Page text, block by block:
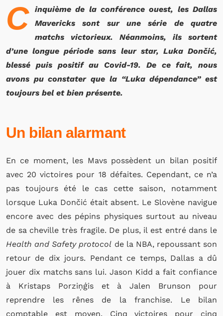
C
inquième de la conférence ouest, les Dallas
Mavericks sont sur une série de quatre
matchs victorieux. Néanmoins, ils sortent
d’une longue période sans leur star, Luka Dončić,
blessé puis positif au Covid-19. De ce fait, nous
avons pu constater que la “Luka dépendance” est
toujours bel et bien présente.
Un bilan alarmant
En ce moment, les Mavs possèdent un bilan positif
avec 20 victoires pour 18 défaites. Cependant, ce n’a
pas toujours été le cas cette saison, notamment
lorsque Luka Dončić était absent. Le Slovène navigue
encore avec des pépins physiques surtout au niveau
de sa cheville très fragile. De plus, il est entré dans le
Health and Safety protocol de la NBA, repoussant son
retour de dix jours. Pendant ce temps, Dallas a dû
jouer dix matchs sans lui. Jason Kidd a fait confiance
à Kristaps Porziņģis et à Jalen Brunson pour
reprendre les rênes de la franchise. Le bilan
comptable est moyen. Cinq victoires pour cinq